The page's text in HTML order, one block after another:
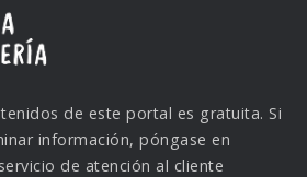
de este portal es gratuita. Si
información, póngase en
de atención al cliente